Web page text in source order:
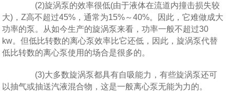
(2)旋涡泵的效率很低(由于液体在流道内撞击损失较
大)，Z高不超过45%，通常为15%～40%。因此，它难做成大
功率的泵。从如今生产的旋涡泵来看，功率一般不超过30
kw。但低比转数的离心泵效率比它还低，因此，旋涡泵代替
低比转数的离心泵使用的场合是很多的。
(3)大多数旋涡泵都具有自吸能力，有些旋涡泵还可
以抽气或抽送汽液混合物，这是一般离心泵无能为力的。